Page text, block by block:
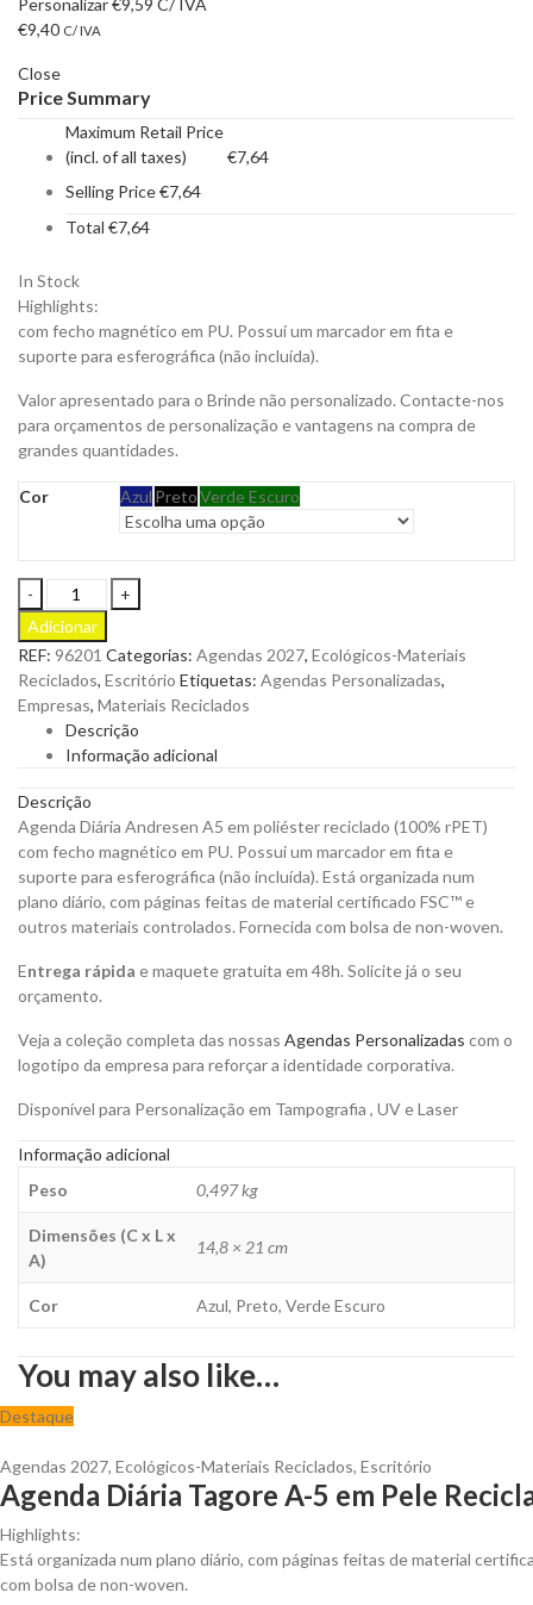
Personalizar€9,59 C/ IVA
€9,40 C/ IVA
Close
Price Summary
Maximum Retail Price
(incl. of all taxes)
€7,64
Selling Price€7,64
Total €7,64
In Stock
Highlights:
com fecho magnético em PU. Possui um marcador em fita e
suporte para esferográfica (não incluída).
Valor apresentado para o Brinde não personalizado. Contacte-nos
para orçamentos de personalização e vantagens na compra de
grandes quantidades.
Cor Azul PretoVerde Escuro
Agenda
Diária
Andresen
A5
em
Poliéster
Reciclado
para
quantity
Adicionar
REF: 96201 Categorias: Agendas 2027, Ecológicos-Materiais
Reciclados, Escritório Etiquetas: Agendas Personalizadas,
Empresas, Materiais Reciclados
Descrição
Informação adicional
Descrição
Agenda Diária Andresen A5 em poliéster reciclado (100% rPET)
com fecho magnético em PU. Possui um marcador em fita e
suporte para esferográfica (não incluída). Está organizada num
plano diário, com páginas feitas de material certificado FSC™ e
outros materiais controlados. Fornecida com bolsa de non-woven.
Entrega rápida e maquete gratuita em 48h. Solicite já o seu
orçamento.
Veja a coleção completa das nossas Agendas Personalizadas com o
logotipo da empresa para reforçar a identidade corporativa.
Disponível para Personalização em Tampografia , UV e Laser
Informação adicional
Peso
0,497 kg
Dimensões (C x L x
A)
14,8 × 21 cm
Cor Azul, Preto, Verde Escuro
You may also like…
Destaque
Agendas 2027, Ecológicos-Materiais Reciclados, Escritório
Agenda Diária Tagore A-5 em Pele
Highlights:
Está organizada num plano diário, com páginas feitas de material
com bolsa de non-woven.